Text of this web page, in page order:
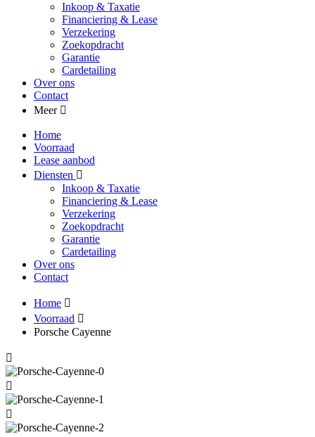
Inkoop & Taxatie
Financiering & Lease
Verzekering
Zoekopdracht
Garantie
Cardetailing
Over ons
Contact
Meer
Home
Voorraad
Lease aanbod
Diensten
Inkoop & Taxatie
Financiering & Lease
Verzekering
Zoekopdracht
Garantie
Cardetailing
Over ons
Contact
Home
Voorraad
Porsche Cayenne